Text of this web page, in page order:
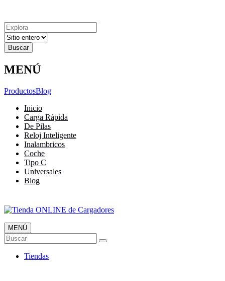
Resultados
para
MENÚ
ProductosBlog
Inicio
Carga Rápida
De Pilas
Reloj Inteligente
Inalambricos
Coche
Tipo C
Universales
Blog
Tienda ONLINE de Cargadores
Más Baratos
MENÚ
Buscar
Tiendas